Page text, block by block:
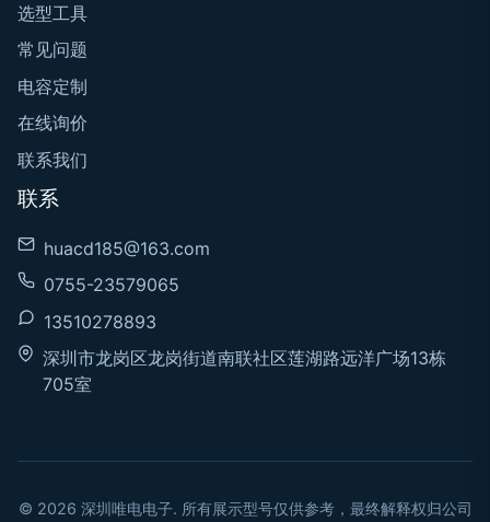
选型工具
常见问题
电容定制
在线询价
联系我们
联系
huacd185@163.com
0755-23579065
13510278893
深圳市龙岗区龙岗街道南联社区莲湖路远洋广场13栋
705室
© 2026 深圳唯电电子. 所有展示型号仅供参考，最终解释权归公司